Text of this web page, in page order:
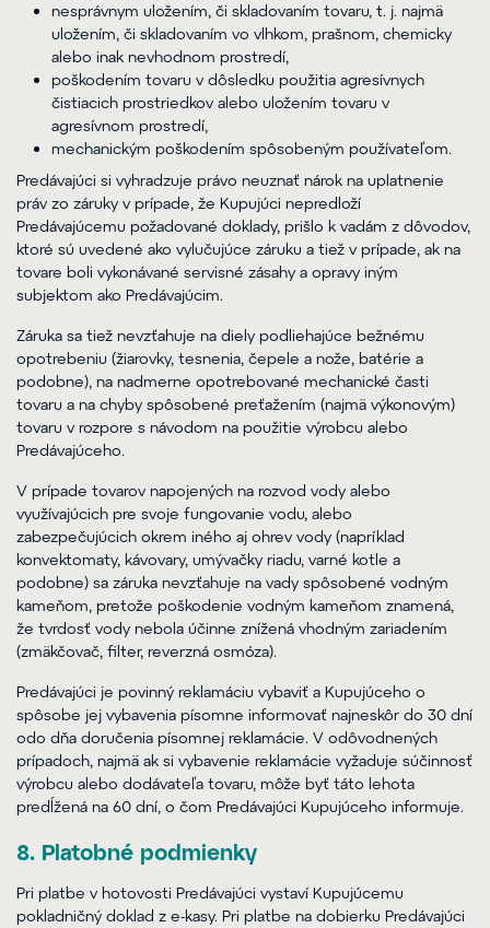
nesprávnym uložením, či skladovaním tovaru, t. j. najmä
uložením, či skladovaním vo vlhkom, prašnom, chemicky
alebo inak nevhodnom prostredí,
poškodením tovaru v dôsledku použitia agresívnych
čistiacich prostriedkov alebo uložením tovaru v
agresívnom prostredí,
mechanickým poškodením spôsobeným používateľom.
Predávajúci si vyhradzuje právo neuznať nárok na uplatnenie
práv zo záruky v prípade, že Kupujúci nepredloží
Predávajúcemu požadované doklady, prišlo k vadám z dôvodov,
ktoré sú uvedené ako vylučujúce záruku a tiež v prípade, ak na
tovare boli vykonávané servisné zásahy a opravy iným
subjektom ako Predávajúcim.
Záruka sa tiež nevzťahuje na diely podliehajúce bežnému
opotrebeniu (žiarovky, tesnenia, čepele a nože, batérie a
podobne), na nadmerne opotrebované mechanické časti
tovaru a na chyby spôsobené preťažením (najmä výkonovým)
tovaru v rozpore s návodom na použitie výrobcu alebo
Predávajúceho.
V prípade tovarov napojených na rozvod vody alebo
využívajúcich pre svoje fungovanie vodu, alebo
zabezpečujúcich okrem iného aj ohrev vody (napríklad
konvektomaty, kávovary, umývačky riadu, varné kotle a
podobne) sa záruka nevzťahuje na vady spôsobené vodným
kameňom, pretože poškodenie vodným kameňom znamená,
že tvrdosť vody nebola účinne znížená vhodným zariadením
(zmäkčovač, filter, reverzná osmóza).
Predávajúci je povinný reklamáciu vybaviť a Kupujúceho o
spôsobe jej vybavenia písomne informovať najneskôr do 30 dní
odo dňa doručenia písomnej reklamácie. V odôvodnených
prípadoch, najmä ak si vybavenie reklamácie vyžaduje súčinnosť
výrobcu alebo dodávateľa tovaru, môže byť táto lehota
predĺžená na 60 dní, o čom Predávajúci Kupujúceho informuje.
8. Platobné podmienky
Pri platbe v hotovosti Predávajúci vystaví Kupujúcemu
pokladničný doklad z e-kasy. Pri platbe na dobierku Predávajúci